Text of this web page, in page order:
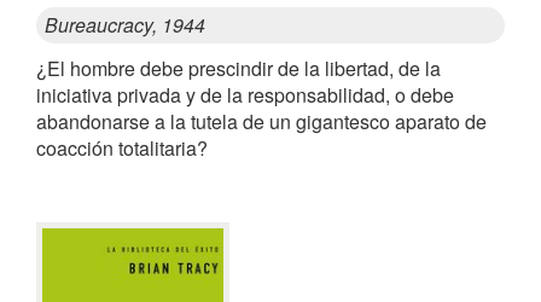
Bureaucracy, 1944
¿El hombre debe prescindir de la libertad, de la
iniciativa privada y de la responsabilidad, o debe
abandonarse a la tutela de un gigantesco aparato de
coacción totalitaria?